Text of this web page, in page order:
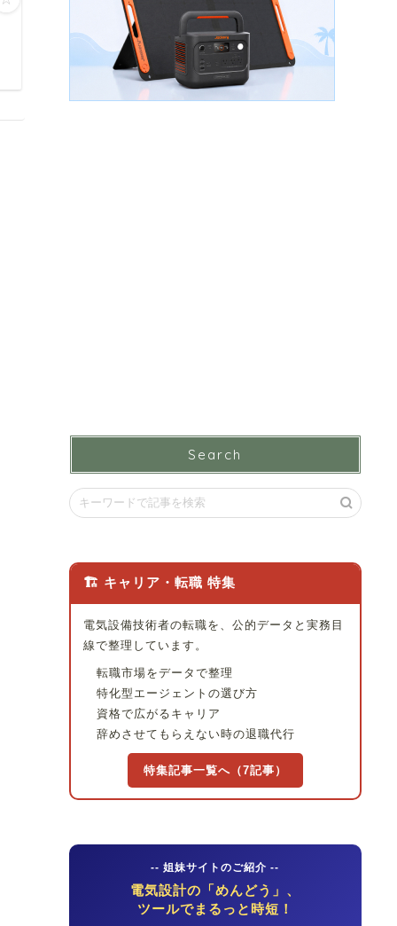
Search
🏗 キャリア・転職 特集
電気設備技術者の転職を、公的データと実務目
線で整理しています。
転職市場をデータで整理
特化型エージェントの選び方
資格で広がるキャリア
辞めさせてもらえない時の退職代行
特集記事一覧へ（7記事）
-- 姐妹サイトのご紹介 --
電気設計の「めんどう」、
ツールでまるっと時短！